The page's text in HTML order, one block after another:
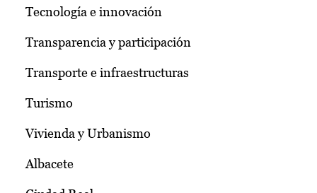
Tecnología e innovación
Transparencia y participación
Transporte e infraestructuras
Turismo
Vivienda y Urbanismo
Albacete